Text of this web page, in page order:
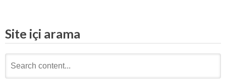
Site içi arama
for: